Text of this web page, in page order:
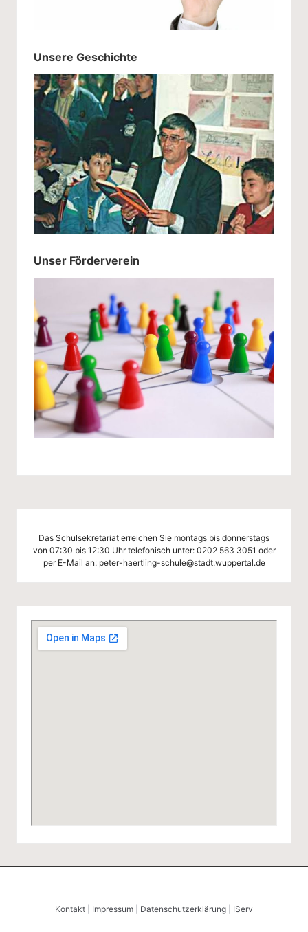
Unsere Geschichte
Unser Förderverein
Das Schulsekretariat erreichen Sie montags bis donnerstags
von 07:30 bis 12:30 Uhr telefonisch unter: 0202 563 3051 oder
per E-Mail an: peter-haertling-schule@stadt.wuppertal.de
Kontakt Impressum Datenschutzerklärung IServ